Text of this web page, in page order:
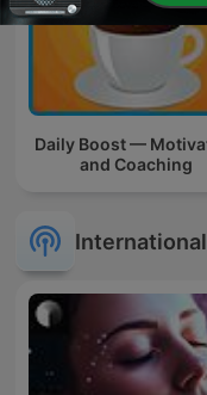
Daily Boost —
and Coaching